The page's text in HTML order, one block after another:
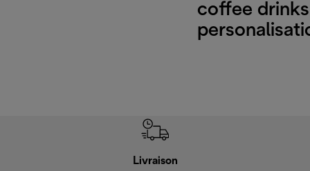
coffee drinks
Livraison